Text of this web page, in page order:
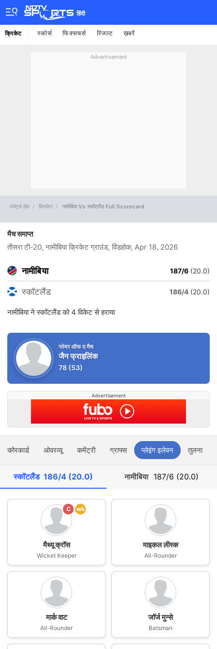
हिंदी
क्रिकेट स्कोर्स फिक्सचर्स रिजल्ट ख़बरें
Advertisement
स्पोर्ट्स होम क्रिकेट नामीबिया Vs स्कॉटलैंड Full Scorecard
मैच समाप्त
तीसरा टी-20, नामीबिया क्रिकेट ग्राउंड, विंडहोक, Apr 18, 2026
नामीबिया 187/6 (20.0)
स्कॉटलैंड 186/4 (20.0)
नामीबिया ने स्कॉटलैंड को 4 विकेट से हराया
प्लेयर ऑफ द मैच
जैन फ्राइलिंक
78 (53)
Advertisement
स्कोरकार्ड ओवरव्यू कमेंट्री ग्राफ्स प्लेइंग इलेवन तुलना
स्कॉटलैंड 186/4 (20.0) नामीबिया 187/6 (20.0)
C wk
मैथ्यू क्रॉस
Wicket Keeper
माइकल लीस्क
All-Rounder
मार्क वाट
All-Rounder
जॉर्ज मुन्से
Batsman